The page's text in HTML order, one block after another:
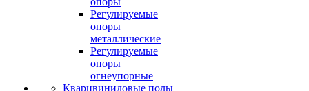
Регулируемые
опоры
металлические
Регулируемые
опоры
огнеупорные
Кварцвиниловые полы